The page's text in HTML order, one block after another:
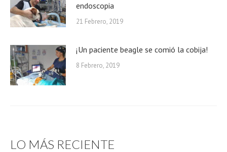
endoscopia
21 Febrero, 2019
¡Un paciente beagle se comió la cobija!
8 Febrero, 2019
LO MÁS RECIENTE